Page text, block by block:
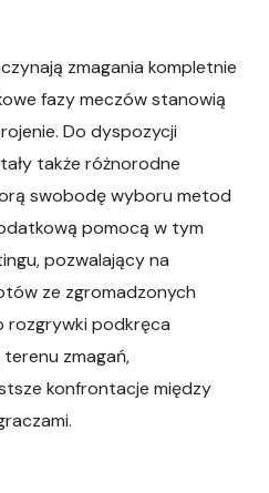
zmagania kompletnie
fazy meczów stanowią
Do dyspozycji
także różnorodne
swobodę wyboru metod
pomocą w tym
pozwalający na
ze zgromadzonych
rozgrywki podkręca
zmagań,
konfrontacje między